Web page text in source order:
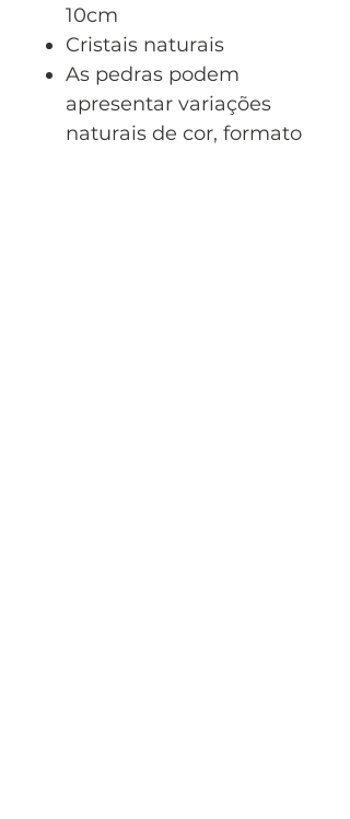
10cm
Cristais naturais
As pedras podem
apresentar variações
naturais de cor, formato